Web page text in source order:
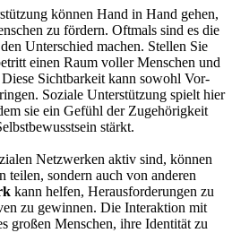
können Hand in Hand gehen,
zu fördern. Oftmals sind es die
Unterschied machen. Stellen Sie
einen Raum voller Menschen und
Sichtbarkeit kann sowohl Vor-
Soziale Unterstützung spielt hier
sie ein Gefühl der Zugehörigkeit
stärkt.
Netzwerken aktiv sind, können
teilen, sondern auch von anderen
kann helfen, Herausforderungen zu
zu gewinnen. Die Interaktion mit
großen Menschen, ihre Identität zu